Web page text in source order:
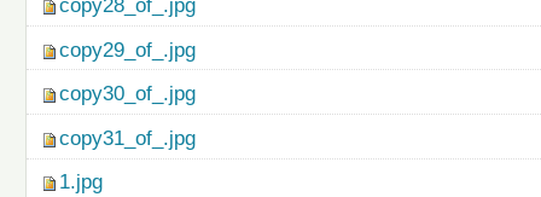
copy28_of_.jpg
copy29_of_.jpg
copy30_of_.jpg
copy31_of_.jpg
1.jpg